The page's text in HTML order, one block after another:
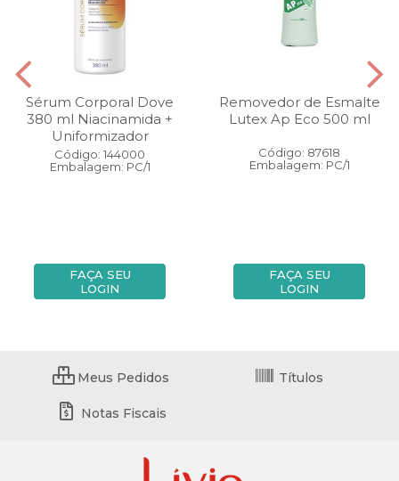
Sérum Corporal Dove
380 ml Niacinamida +
Uniformizador
Código: 144000
Embalagem: PC/1
FAÇA SEU
LOGIN
Removedor de Esmalte
Lutex Ap Eco 500 ml
Código: 87618
Embalagem: PC/1
FAÇA SEU
LOGIN
Meus Pedidos Títulos
Notas Fiscais